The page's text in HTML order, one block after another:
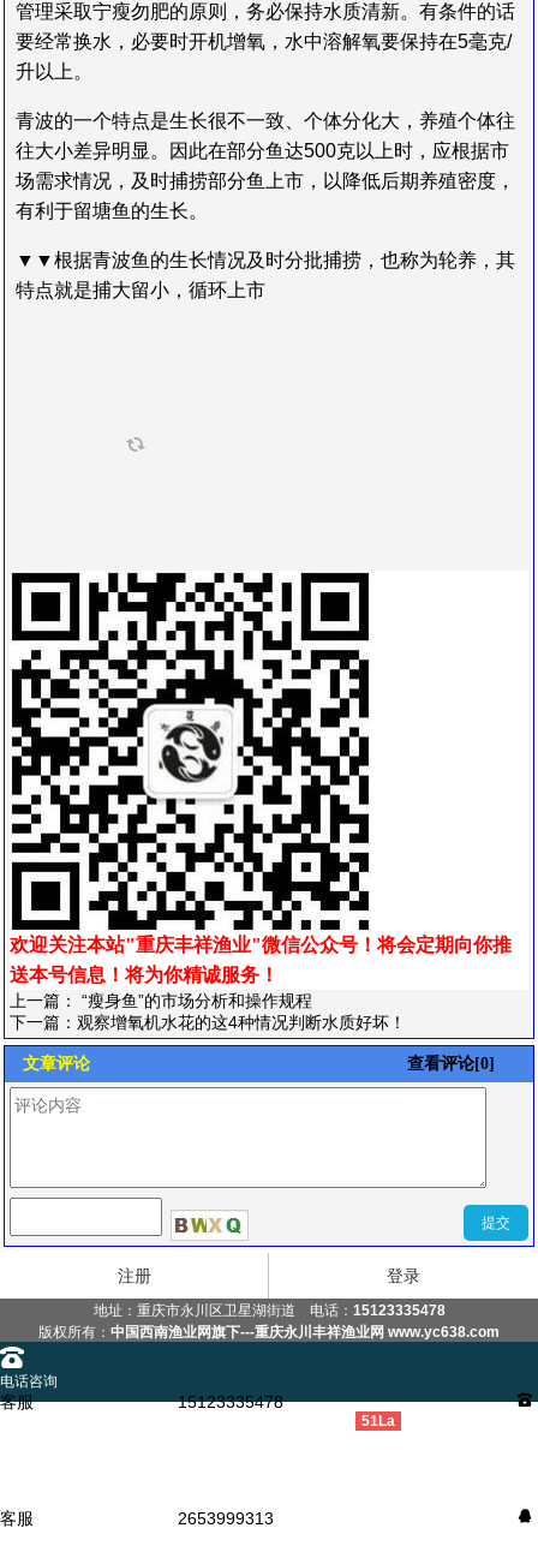
管理采取宁瘦勿肥的原则，务必保持水质清新。有条件的话
要经常换水，必要时开机增氧，水中溶解氧要保持在5毫克/
升以上。
青波的一个特点是生长很不一致、个体分化大，养殖个体往
往大小差异明显。因此在部分鱼达500克以上时，应根据市
场需求情况，及时捕捞部分鱼上市，以降低后期养殖密度，
有利于留塘鱼的生长。
▼▼根据青波鱼的生长情况及时分批捕捞，也称为轮养，其
特点就是捕大留小，循环上市
欢迎关注本站"重庆丰祥渔业"微信公众号！将会定期向你推
送本号信息！将为你精诚服务！
上一篇：
“瘦身鱼”的市场分析和操作规程
下一篇： 观察增氧机水花的这4种情况判断水质好坏！
查看评论[0]
文章评论
注册 登录
地址： 重庆市永川区卫星湖街道 电话： 15123335478
版权所有： 中国西南渔业网旗下---重庆永川丰祥渔业网 www.yc638.com
󰇯
电话咨询
客服 15123335478 󰇯
󰂮
客服 2653999313 󰇇
51La